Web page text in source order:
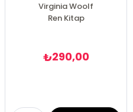
Virginia Woolf
Ren Kitap
₺290,00